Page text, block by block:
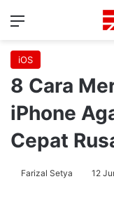
Menu
iOS
8 Cara
iPhone
Cepat
Farizal Setya 12